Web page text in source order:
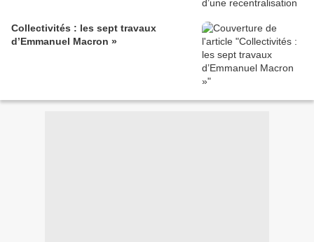
Collectivités : les sept travaux
d’Emmanuel Macron »